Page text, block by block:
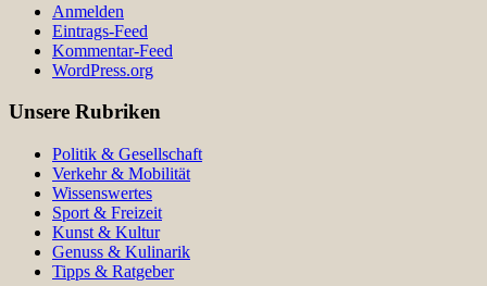
Anmelden
Eintrags-Feed
Kommentar-Feed
WordPress.org
Unsere Rubriken
Politik & Gesellschaft
Verkehr & Mobilität
Wissenswertes
Sport & Freizeit
Kunst & Kultur
Genuss & Kulinarik
Tipps & Ratgeber